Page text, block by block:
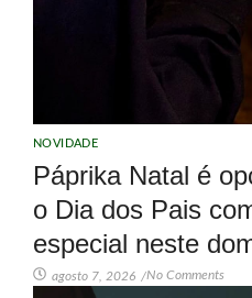
NOVIDADE
Páprika Natal é
o Dia dos Pais
especial neste
agosto 7, 2026 /No Comments